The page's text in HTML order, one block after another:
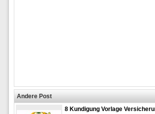
Andere Post
8 Kundigung Vorlage